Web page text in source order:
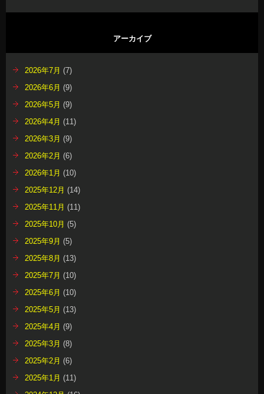
アーカイブ
2026年7月 (7)
2026年6月 (9)
2026年5月 (9)
2026年4月 (11)
2026年3月 (9)
2026年2月 (6)
2026年1月 (10)
2025年12月 (14)
2025年11月 (11)
2025年10月 (5)
2025年9月 (5)
2025年8月 (13)
2025年7月 (10)
2025年6月 (10)
2025年5月 (13)
2025年4月 (9)
2025年3月 (8)
2025年2月 (6)
2025年1月 (11)